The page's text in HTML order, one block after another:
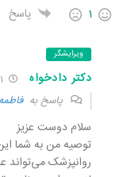
1 پاسخ
ویرایشگر
دکتر دادخواه
پاسخ بهفاطمه
سلام دوست عزیز
توصیه من به شما
روانپزشک می‌تواند